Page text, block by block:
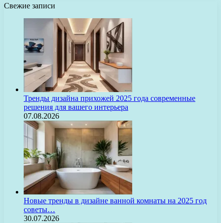
Свежие записи
Тренды дизайна прихожей 2025 года современные
решения для вашего интерьера
07.08.2026
Новые тренды в дизайне ванной комнаты на 2025 год
советы…
30.07.2026